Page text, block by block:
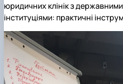
юридичних клінік з
інституціями: практичні